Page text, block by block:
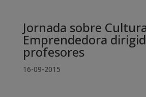
Jornada sobre
Emprendedora
profesores
16-09-2015